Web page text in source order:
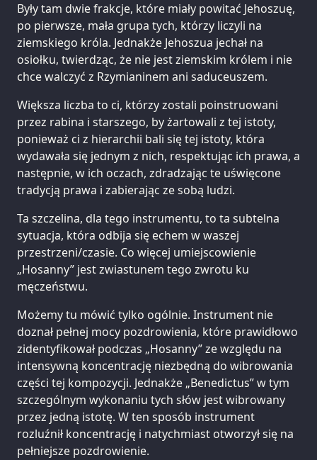
Były tam dwie frakcje, które miały powitać Jehoszuę,
po pierwsze, mała grupa tych, którzy liczyli na
ziemskiego króla. Jednakże Jehoszua jechał na
osiołku, twierdząc, że nie jest ziemskim królem i nie
chce walczyć z Rzymianinem ani saduceuszem.
Większa liczba to ci, którzy zostali poinstruowani
przez rabina i starszego, by żartowali z tej istoty,
ponieważ ci z hierarchii bali się tej istoty, która
wydawała się jednym z nich, respektując ich prawa, a
następnie, w ich oczach, zdradzając te uświęcone
tradycją prawa i zabierając ze sobą ludzi.
Ta szczelina, dla tego instrumentu, to ta subtelna
sytuacja, która odbija się echem w waszej
przestrzeni/czasie. Co więcej umiejscowienie
„Hosanny” jest zwiastunem tego zwrotu ku
męczeństwu.
Możemy tu mówić tylko ogólnie. Instrument nie
doznał pełnej mocy pozdrowienia, które prawidłowo
zidentyfikował podczas „Hosanny” ze względu na
intensywną koncentrację niezbędną do wibrowania
części tej kompozycji. Jednakże „Benedictus” w tym
szczególnym wykonaniu tych słów jest wibrowany
przez jedną istotę. W ten sposób instrument
rozluźnił koncentrację i natychmiast otworzył się na
pełniejsze pozdrowienie.